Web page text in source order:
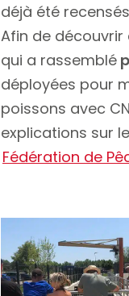
déjà été
Afin de découvrir
qui a rassemblé
déployées pour
poissons avec
explications sur
Fédération de